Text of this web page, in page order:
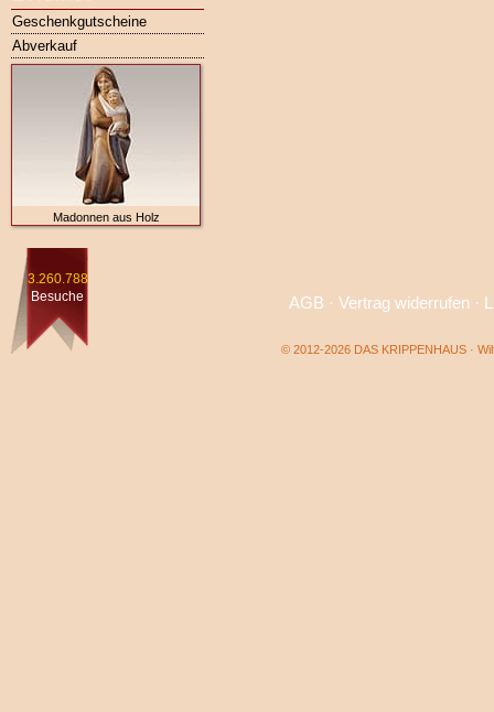
Geschenkgutscheine
Abverkauf
Madonnen aus Holz
3.260.788
Besuche
AGB · Vertrag widerrufen·
© 2012-2026 DAS KRIPPENHAUS ·